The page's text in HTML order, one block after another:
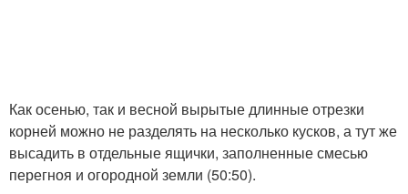
Как осенью, так и весной вырытые длинные отрезки
корней можно не разделять на несколько кусков, а тут же
высадить в отдельные ящички, заполненные смесью
перегноя и огородной земли (50:50).